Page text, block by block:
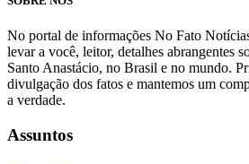
No portal de informações No Fato
levar a você, leitor, detalhes abrangentes
Santo Anastácio, no Brasil e no mundo.
divulgação dos fatos e mantemos um
a verdade.
Assuntos